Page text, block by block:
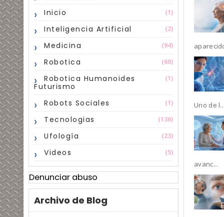
Inicio (1)
Inteligencia Artificial (2)
Medicina (94)
Robotica (60)
Robotica Humanoides
Futurismo
(1)
Robots Sociales (1)
Tecnologias (136)
Ufología (23)
Videos (5)
Denunciar abuso
Archivo de Blog
Uno de
avanc...